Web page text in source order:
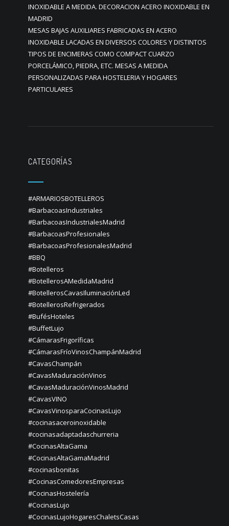
INOXIDABLE A MEDIDA. DECORACION ACERO INOXIDABLE EN
MADRID
MESAS BAJAS AUXILIARES FABRICADAS EN ACERO
INOXIDABLE LACADAS EN DIVERSOS COLORES Y DISTINTOS
TIPOS DE ENCIMERAS COMO COMPACT CUARZO
PORCELÁMICO, PIEDRA, ETC. MESAS A MEDIDA
PERSONALIZADAS PARA HOSTELERIA Y HOGARES
PARTICULARES
CATEGORÍAS
#ARMARIOSBOTELLEROS
#BarbacoasIndustriales
#BarbacoasIndustrialesMadrid
#BarbacoasProfesionales
#BarbacoasProfesionalesMadrid
#BBQ
#Botelleros
#BotellerosAMedidaMadrid
#BotellerosCavasIluminaciónLed
#BotellerosRefrigerados
#BufésHoteles
#BuffetLujo
#CámarasFrigoríficas
#CámarasFríoVinosChampánMadrid
#CavasChampán
#CavasMaduraciónVinos
#CavasMaduraciónVinosMadrid
#CavasVINO
#CavasVinosparaCocinasLujo
#cocinasaceroinoxidable
#cocinasadaptadaschurreria
#CocinasAltaGama
#CocinasAltaGamaMadrid
#cocinasbonitas
#CocinasComedoresEmpresas
#CocinasHostelería
#CocinasLujo
#CocinasLujoHogaresChaletsCasas